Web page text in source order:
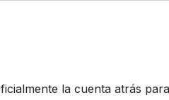
la cuenta atrás